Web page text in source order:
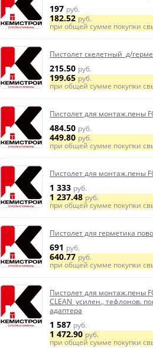
197 руб.
182.52руб.
при общей сумме покупки
Пистолет скелетный д/
215.50 руб.
199.65руб.
при общей сумме покупки
Пистолет для монтаж.пены
484.50 руб.
449.80руб.
при общей сумме покупки
Пистолет для монтаж.пены
1 333 руб.
1 237.48руб.
при общей сумме покупки
Пистолет для герметика
691 руб.
640.77руб.
при общей сумме покупки
Пистолет для монтаж.пены
CLEAN усилен., тефлонов.
адаптера
1 587 руб.
1 472.90руб.
при общей сумме покупки